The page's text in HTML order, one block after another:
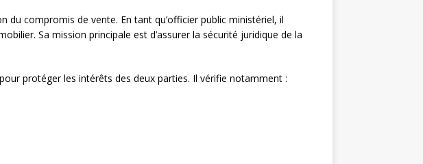
compromis de vente. En tant qu’officier public ministériel, il
Sa mission principale est d’assurer la sécurité juridique de la
protéger les intérêts des deux parties. Il vérifie notamment :